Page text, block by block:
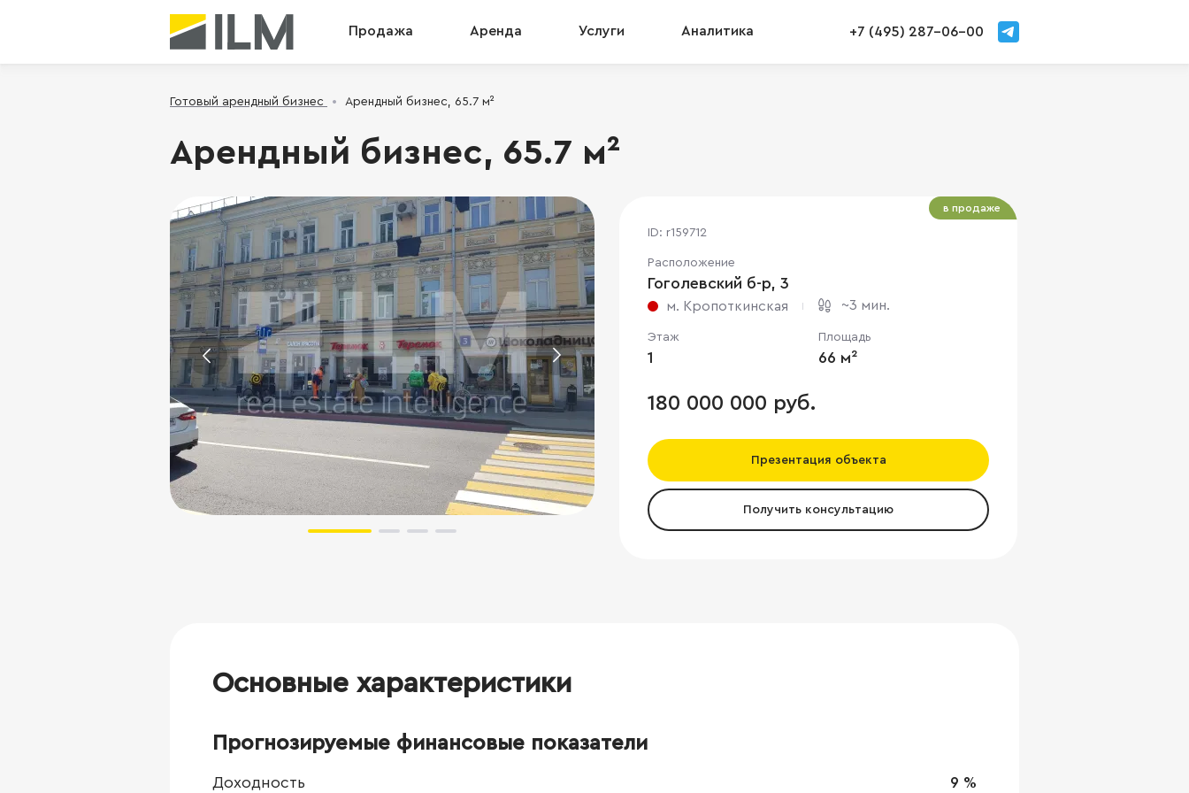
Продажа Аренда Услуги Аналитика +7 (495) 287-06-00
Готовый арендный бизнес Арендный бизнес, 65.7 м²
Арендный бизнес, 65.7 м²
ID: r159712
Расположение
Гоголевский б-р, 3
м. Кропоткинская ~3 мин.
Этаж
1
Площадь
66 м²
180 000 000 руб.
Презентация объекта
Получить консультацию
в продаже
Основные характеристики
Прогнозируемые финансовые показатели
Доходность 9 %